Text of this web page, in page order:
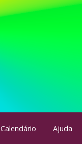
Calendário Ajuda